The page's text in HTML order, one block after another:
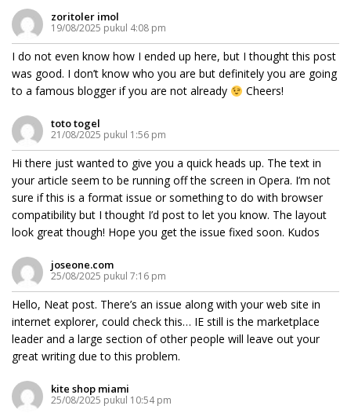
zoritoler imol
19/08/2025 pukul 4:08 pm
I do not even know how I ended up here, but I thought this post
was good. I don’t know who you are but definitely you are going
to a famous blogger if you are not already
Cheers!
toto togel
21/08/2025 pukul 1:56 pm
Hi there just wanted to give you a quick heads up. The text in
your article seem to be running off the screen in Opera. I’m not
sure if this is a format issue or something to do with browser
compatibility but I thought I’d post to let you know. The layout
look great though! Hope you get the issue fixed soon. Kudos
joseone.com
25/08/2025 pukul 7:16 pm
Hello, Neat post. There’s an issue along with your web site in
internet explorer, could check this… IE still is the marketplace
leader and a large section of other people will leave out your
great writing due to this problem.
kite shop miami
25/08/2025 pukul 10:54 pm